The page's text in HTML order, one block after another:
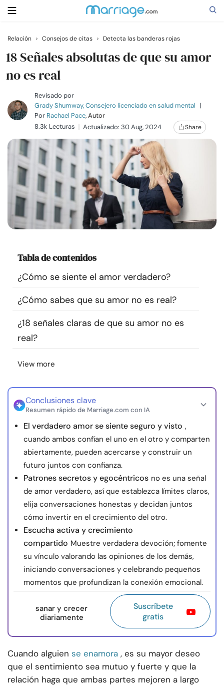
Buscar
Casarse
Relaciones
Familia
Ayuda
Cursos
Comunidad
Encuentra un terapeuta
Idioma
Sobre nosotros
© Copyright 2026. Todos los derechos reservados.
Relación › Consejos de citas › Detecta las banderas rojas
18 Señales absolutas de que su amor
no es real
Revisado por
Grady Shumway, Consejero licenciado en salud mental |
Por Rachael Pace, Autor
8.3k Lecturas
Actualizado: 30 Aug, 2024 Share
Tabla de contenidos
¿Cómo se siente el amor verdadero?
¿Cómo sabes que su amor no es real?
¿18 señales claras de que su amor no es
real?
View more
Conclusiones clave
Resumen rápido de Marriage.com con IA
El verdadero amor se siente seguro y visto ,
cuando ambos confían el uno en el otro y comparten
abiertamente, pueden acercarse y construir un
futuro juntos con confianza.
Patrones secretos y egocéntricos no es una señal
de amor verdadero, así que establezca límites claros,
elija conversaciones honestas y decidan juntos
cómo invertir en el crecimiento del otro.
Escucha activa y crecimiento
compartido Muestre verdadera devoción; fomente
su vínculo valorando las opiniones de los demás,
iniciando conversaciones y celebrando pequeños
momentos que profundizan la conexión emocional.
sanar y crecer
diariamente
Suscríbete
gratis
Cuando alguien se enamora , es su mayor deseo
que el sentimiento sea mutuo y fuerte y que la
relación haga que ambas partes mejoren a largo